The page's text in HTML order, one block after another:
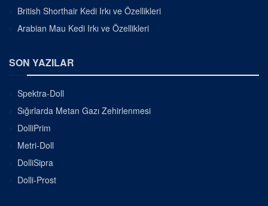
British Shorthair Kedi Irkı ve Özellikleri
Arabian Mau Kedi Irkı ve Özellikleri
SON YAZILAR
Spektra-Doll
Sığırlarda Metan Gazı Zehirlenmesi
DolliPrim
Metri-Doll
DolliSipra
Dolli-Prost